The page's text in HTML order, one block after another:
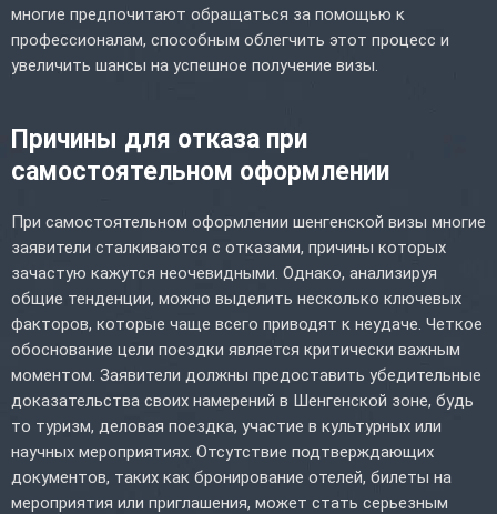
многие предпочитают обращаться за помощью к
профессионалам, способным облегчить этот процесс и
увеличить шансы на успешное получение визы.
Причины для отказа при
самостоятельном оформлении
При самостоятельном оформлении шенгенской визы многие
заявители сталкиваются с отказами, причины которых
зачастую кажутся неочевидными. Однако, анализируя
общие тенденции, можно выделить несколько ключевых
факторов, которые чаще всего приводят к неудаче. Четкое
обоснование цели поездки является критически важным
моментом. Заявители должны предоставить убедительные
доказательства своих намерений в Шенгенской зоне, будь
то туризм, деловая поездка, участие в культурных или
научных мероприятиях. Отсутствие подтверждающих
документов, таких как бронирование отелей, билеты на
мероприятия или приглашения, может стать серьезным